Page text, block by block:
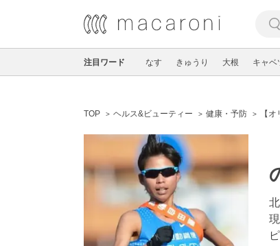
注目ワード なす きゅうり 大根 キャベ
TOP ヘルス&ビューティー 健康・予防 【